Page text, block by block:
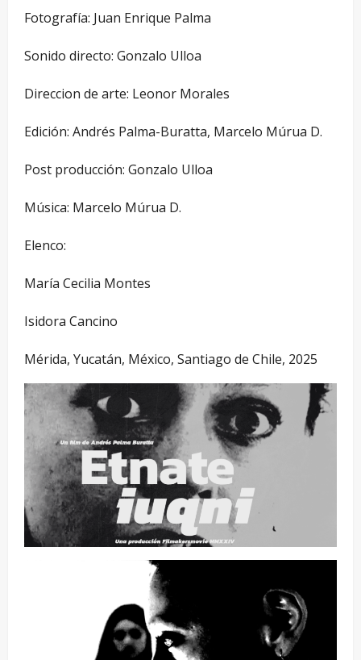
Fotografía: Juan Enrique Palma
Sonido directo: Gonzalo Ulloa
Direccion de arte: Leonor Morales
Edición: Andrés Palma-Buratta, Marcelo Múrua D.
Post producción: Gonzalo Ulloa
Música: Marcelo Múrua D.
Elenco:
María Cecilia Montes
Isidora Cancino
Mérida, Yucatán, México, Santiago de Chile, 2025